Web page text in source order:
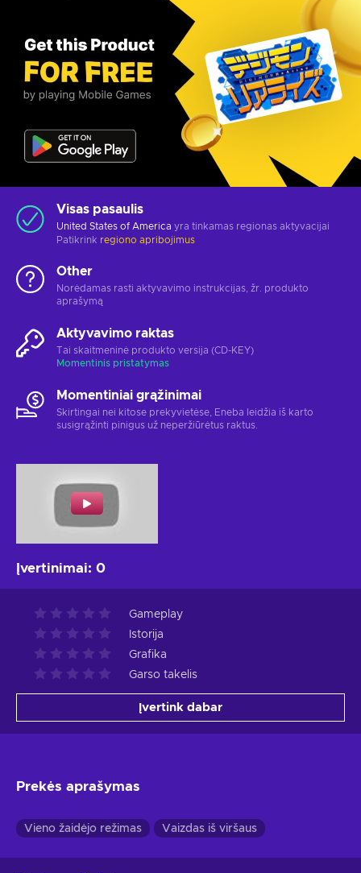
Visas pasaulis
United States of America yra tinkamas regionas aktyvacijai
Patikrink regiono apribojimus
Other
Norėdamas rasti aktyvavimo instrukcijas, žr. produkto
aprašymą
Aktyvavimo raktas
Tai skaitmeninė produkto versija (CD-KEY)
Momentinis pristatymas
Momentiniai grąžinimai
Skirtingai nei kitose prekyvietėse, Eneba leidžia iš karto
susigrąžinti pinigus už neperžiūrėtus raktus.
Įvertinimai: 0
Gameplay
Istorija
Grafika
Garso takelis
Įvertink dabar
Prekės aprašymas
Vieno žaidėjo režimas Vaizdas iš viršaus